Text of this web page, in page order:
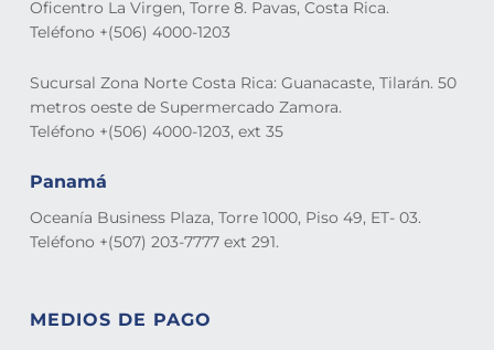
Oficentro La Virgen, Torre 8. Pavas, Costa Rica.
Teléfono +(506) 4000-1203
Sucursal Zona Norte Costa Rica: Guanacaste, Tilarán. 50
metros oeste de Supermercado Zamora.
Teléfono +(506) 4000-1203, ext 35
Panamá
Oceanía Business Plaza, Torre 1000, Piso 49, ET- 03.
Teléfono +(507) 203-7777 ext 291.
MEDIOS DE PAGO